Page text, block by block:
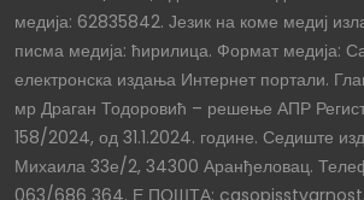
медија: 62835842. Језик на коме медиј
писма медија: ћирилица. Формат медија:
електронска издања Интернет портали.
мр Драган Тодоровић – решење АПР
158/2024, од 31.1.2024. године. Седиште
Михаила 33е/2, 34300 Аранђеловац.
063/686 364. Е ПОШТА: